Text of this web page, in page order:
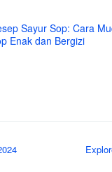
Sayur Sop: Cara
Enak dan Bergizi